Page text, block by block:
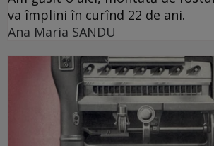
va împlini în curînd 22 de ani.
Ana Maria SANDU